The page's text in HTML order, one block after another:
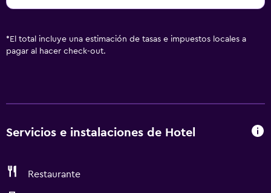
* El total incluye una estimación de tasas e impuestos locales a
pagar al hacer check-out.
Servicios e instalaciones de Hotel
Restaurante